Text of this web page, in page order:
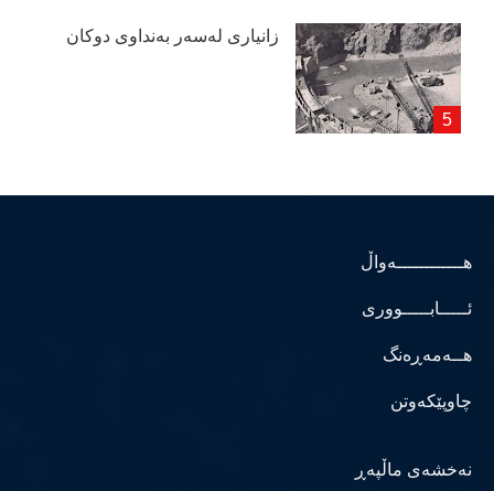
زانیاری لەسەر بەنداوی دوكان
هــــــــــــەواڵ
ئـــــابـــــووری
هــەمەڕەنگ
چاوپێکەوتن
نەخشەی ماڵپەڕ